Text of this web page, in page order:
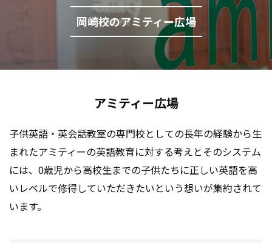
岡崎校のアミティー広場
アミティー広場
子供英語・英会話教室の専門校としての長年の経験から生
まれたアミティーの英語教育に対する考えとそのシステム
には、 0歳児から高校生までの子供たちに正しい英語を高
いレベルで修得していただきたいという想いが集約されて
います。